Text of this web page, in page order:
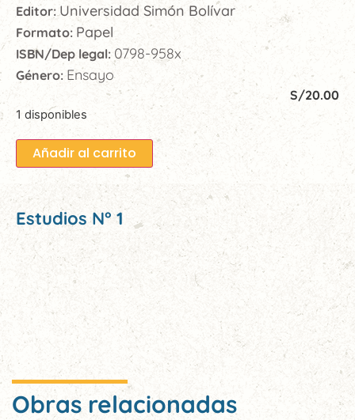
Editor:Universidad Simón Bolívar
Formato: Papel
ISBN/Dep legal: 0798-958x
Género: Ensayo
S/20.00
1 disponibles
Añadir al carrito
Estudios N° 1
Obras relacionadas